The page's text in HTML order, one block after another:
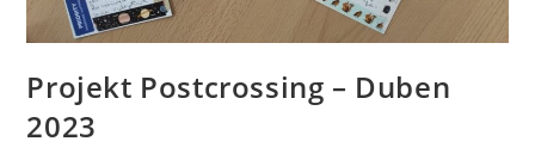
Projekt Postcrossing – Duben
2023